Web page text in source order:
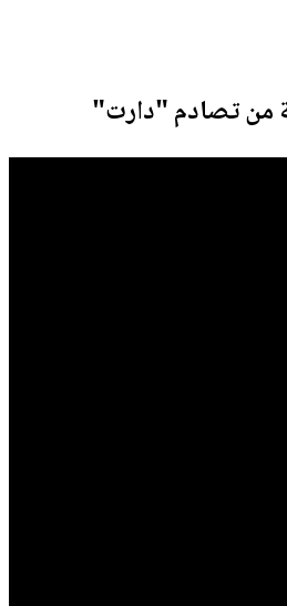
من تصادم "دارت"